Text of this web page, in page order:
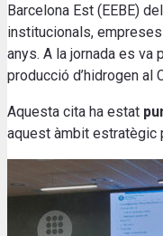
Barcelona Est (EEBE)
institucionals,
anys. A la jornada es va
producció d’hidrogen al
Aquesta cita ha estat
aquest àmbit estratègic